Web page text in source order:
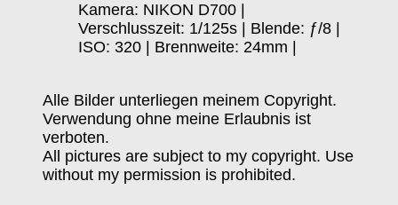
Kamera: NIKON D700 |
Verschlusszeit: 1/125s | Blende: ƒ/8 |
ISO: 320 | Brennweite: 24mm |
Alle Bilder unterliegen meinem Copyright.
Verwendung ohne meine Erlaubnis ist
verboten.
All pictures are subject to my copyright. Use
without my permission is prohibited.